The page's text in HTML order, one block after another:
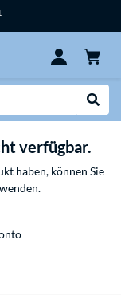
verfügbar.
haben, können Sie